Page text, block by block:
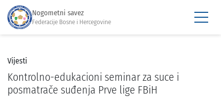
Nogometni savez
Federacije Bosne i Hercegovine
Vijesti
Kontrolno-edukacioni seminar za suce i
posmatrače suđenja Prve lige FBiH